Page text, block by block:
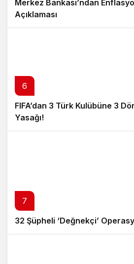
Merkez Bankası’ndan
Açıklaması
6
FIFA’dan 3 Türk Kulübüne 3
Yasağı!
7
32 Şüpheli ‘Değnekçi’